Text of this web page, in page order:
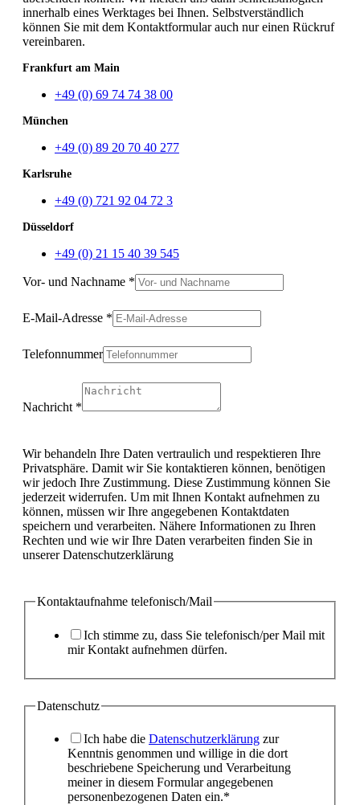
innerhalb eines Werktages bei Ihnen. Selbstverständlich
können Sie mit dem Kontaktformular auch nur einen Rückruf
vereinbaren.
Frankfurt am Main
+49 (0) 69 74 74 38 00
München
+49 (0) 89 20 70 40 277
Karlsruhe
+49 (0) 721 92 04 72 3
Düsseldorf
+49 (0) 21 15 40 39 545
Vor- und Nachname *
E-Mail-Adresse *
Telefonnummer
Datenschutz
Nachricht *
Wir behandeln Ihre Daten vertraulich und respektieren Ihre
Privatsphäre. Damit wir Sie kontaktieren können, benötigen
wir jedoch Ihre Zustimmung. Diese Zustimmung können Sie
jederzeit widerrufen. Um mit Ihnen Kontakt aufnehmen zu
können, müssen wir Ihre angegebenen Kontaktdaten
speichern und verarbeiten. Nähere Informationen zu Ihren
Rechten und wie wir Ihre Daten verarbeiten finden Sie in
unserer Datenschutzerklärung
Kontaktaufnahme telefonisch/Mail
Ich stimme zu, dass Sie telefonisch/per Mail mit
mir Kontakt aufnehmen dürfen.
Datenschutz
Ich habe die Datenschutzerklärung zur
Kenntnis genommen und willige in die dort
beschriebene Speicherung und Verarbeitung
meiner in diesem Formular angegebenen
personenbezogenen Daten ein.*